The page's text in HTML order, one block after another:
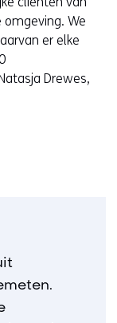
We
er elke
Drewes,